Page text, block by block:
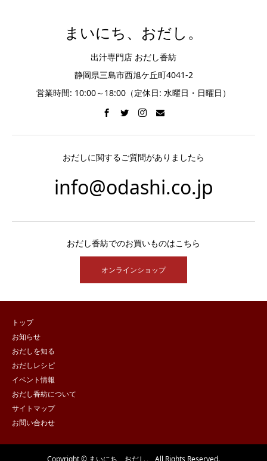
まいにち、おだし。
出汁専門店 おだし香紡
静岡県三島市西旭ケ丘町4041-2
営業時間: 10:00～18:00（定休日: 水曜日・日曜日）
おだしに関するご質問がありましたら
info@odashi.co.jp
おだし香紡でのお買いものはこちら
オンラインショップ
トップ
お知らせ
おだしを知る
おだしレシピ
イベント情報
おだし香紡について
サイトマップ
お問い合わせ
Copyright © まいにち、おだし。 All Rights Reserved.